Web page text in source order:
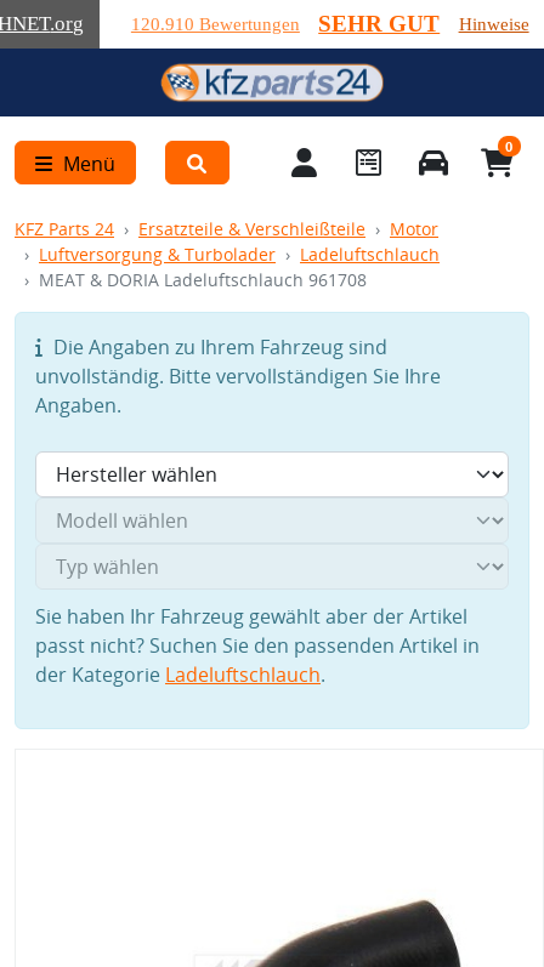
.org 120.910 Bewertungen SEHR GUT Hinweise
Menü
0
KFZ Parts 24 Ersatzteile & Verschleißteile
Motor
Luftversorgung & Turbolader
Ladeluftschlauch
MEAT & DORIA Ladeluftschlauch 961708
Die Angaben zu Ihrem Fahrzeug sind
unvollständig. Bitte vervollständigen Sie Ihre
Angaben.
Sie haben Ihr Fahrzeug gewählt aber der Artikel
passt nicht? Suchen Sie den passenden Artikel in
der Kategorie Ladeluftschlauch.